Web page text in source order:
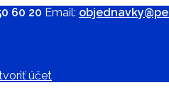
60 20 Email:
účet